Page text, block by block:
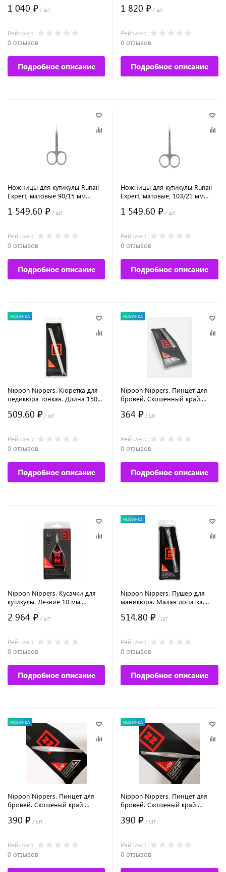
1 040 ₽ / шт
Рейтинг:
0 отзывов
Подробное описание
1 820 ₽ / шт
Рейтинг:
0 отзывов
Подробное описание
Ножницы для кутикулы Runail
Expert, матовые 90/15 мм
1 549.60 ₽ / шт
Рейтинг:
0 отзывов
Подробное описание
Ножницы для кутикулы Runail
Expert, матовые, 103/21 мм
1 549.60 ₽ / шт
Рейтинг:
0 отзывов
Подробное описание
НОВИНКА
Nippon Nippers. Кюретка для
педикюра тонкая. Длина 150
509.60 ₽ / шт
Рейтинг:
0 отзывов
Подробное описание
НОВИНКА
Nippon Nippers. Пинцет для
бровей. Скошенный край.
364 ₽ / шт
Рейтинг:
0 отзывов
Подробное описание
Nippon Nippers. Кусачки для
кутикулы. Лезвие 10 мм.
2 964 ₽ / шт
Рейтинг:
0 отзывов
Подробное описание
НОВИНКА
Nippon Nippers. Пушер для
маникюра. Малая лопатка.
514.80 ₽ / шт
Рейтинг:
0 отзывов
Подробное описание
НОВИНКА
Nippon Nippers. Пинцет для
бровей. Скошеный край.
390 ₽ / шт
Рейтинг:
0 отзывов
НОВИНКА
Nippon Nippers. Пинцет для
бровей. Скошеный край.
390 ₽ / шт
Рейтинг:
0 отзывов